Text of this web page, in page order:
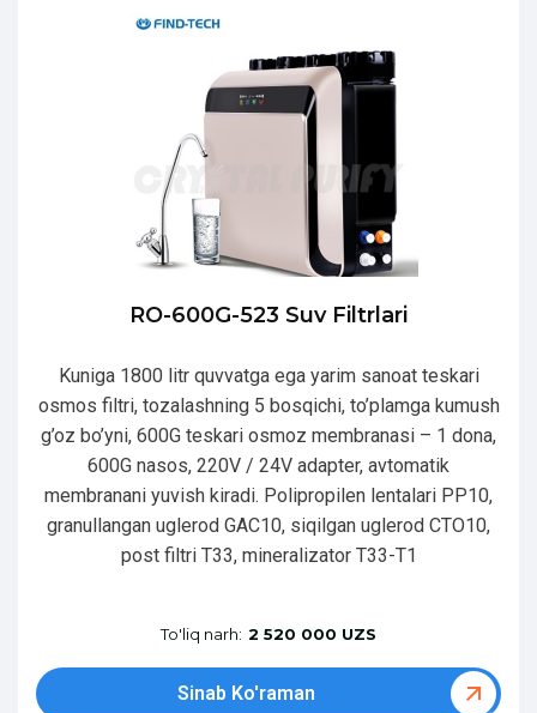
RO-600G-523 Suv Filtrlari
Kuniga 1800 litr quvvatga ega yarim sanoat teskari
osmos filtri, tozalashning 5 bosqichi, to’plamga kumush
g’oz bo’yni, 600G teskari osmoz membranasi – 1 dona,
600G nasos, 220V / 24V adapter, avtomatik
membranani yuvish kiradi. Polipropilen lentalari PP10,
granullangan uglerod GAC10, siqilgan uglerod CTO10,
post filtri T33, mineralizator T33-T1
To'liq narh: 2 520 000 UZS
Sinab Ko'raman